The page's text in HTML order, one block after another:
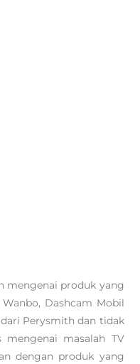
mengenai produk yang
Dashcam Mobil
Perysmith dan tidak
mengenai masalah TV
dengan produk yang